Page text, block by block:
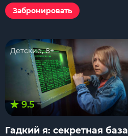
Забронировать
Детские, 8+
9.5
Гадкий я: секретная база